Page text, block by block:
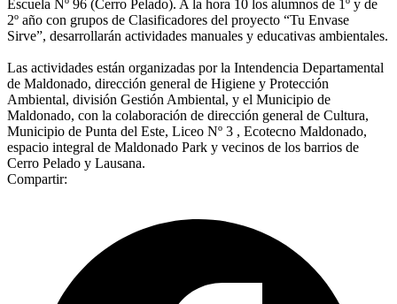
Escuela Nº 96 (Cerro Pelado). A la hora 10 los alumnos de 1º y de
2º año con grupos de Clasificadores del proyecto “Tu Envase
Sirve”, desarrollarán actividades manuales y educativas ambientales.
Las actividades están organizadas por la Intendencia Departamental
de Maldonado, dirección general de Higiene y Protección
Ambiental, división Gestión Ambiental, y el Municipio de
Maldonado, con la colaboración de dirección general de Cultura,
Municipio de Punta del Este, Liceo Nº 3 , Ecotecno Maldonado,
espacio integral de Maldonado Park y vecinos de los barrios de
Cerro Pelado y Lausana.
Compartir: